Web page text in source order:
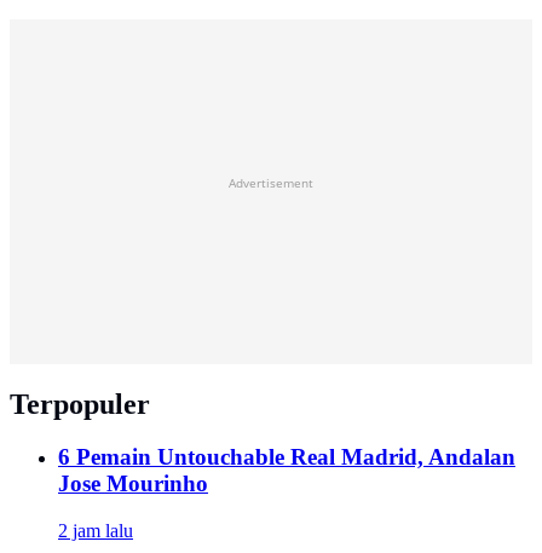
Advertisement
Terpopuler
6 Pemain Untouchable Real Madrid, Andalan
Jose Mourinho
2 jam lalu